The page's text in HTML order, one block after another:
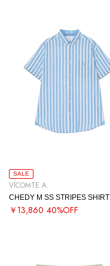
SALE
VICOMTE A.
CHEDY M SS STRIPES SHIRT
￥13,860 40%OFF